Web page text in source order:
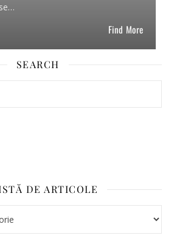
Find More
SEARCH
DE ARTICOLE